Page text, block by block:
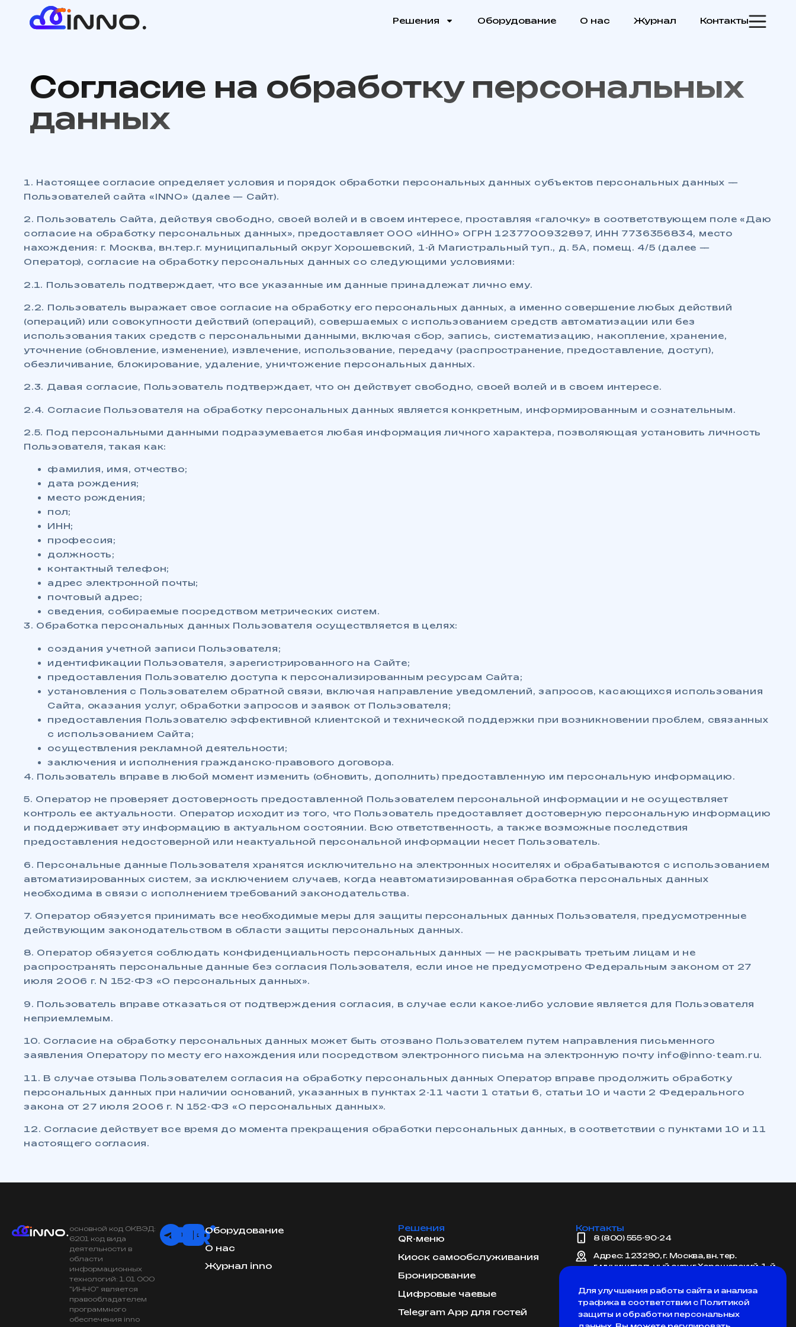
Для улучшения работы сайта и анализа
трафика в соответствии с Политикой
защиты и обработки персональных
Решения Оборудование О нас Журнал Контакты
Согласие на обработку персональных
данных
1. Настоящее согласие определяет условия и порядок обработки персональных данных субъектов персональных данных —
Пользователей сайта «INNO» (далее — Сайт).
2. Пользователь Сайта, действуя свободно, своей волей и в своем интересе, проставляя «галочку» в соответствующем поле «Даю
согласие на обработку персональных данных», предоставляет ООО «ИННО» ОГРН 1237700932897, ИНН 7736356834, место
нахождения: г. Москва, вн.тер.г. муниципальный округ Хорошевский, 1-й Магистральный туп., д. 5А, помещ. 4/5 (далее —
Оператор), согласие на обработку персональных данных со следующими условиями:
2.1. Пользователь подтверждает, что все указанные им данные принадлежат лично ему.
2.2. Пользователь выражает свое согласие на обработку его персональных данных, а именно совершение любых действий
(операций) или совокупности действий (операций), совершаемых с использованием средств автоматизации или без
использования таких средств с персональными данными, включая сбор, запись, систематизацию, накопление, хранение,
уточнение (обновление, изменение), извлечение, использование, передачу (распространение, предоставление, доступ),
обезличивание, блокирование, удаление, уничтожение персональных данных.
2.3. Давая согласие, Пользователь подтверждает, что он действует свободно, своей волей и в своем интересе.
2.4. Согласие Пользователя на обработку персональных данных является конкретным, информированным и сознательным.
2.5. Под персональными данными подразумевается любая информация личного характера, позволяющая установить личность
Пользователя, такая как:
фамилия, имя, отчество;
дата рождения;
место рождения;
пол;
ИНН;
профессия;
должность;
контактный телефон;
адрес электронной почты;
почтовый адрес;
сведения, собираемые посредством метрических систем.
3. Обработка персональных данных Пользователя осуществляется в целях:
создания учетной записи Пользователя;
идентификации Пользователя, зарегистрированного на Сайте;
предоставления Пользователю доступа к персонализированным ресурсам Сайта;
установления с Пользователем обратной связи, включая направление уведомлений, запросов, касающихся использования
Сайта, оказания услуг, обработки запросов и заявок от Пользователя;
предоставления Пользователю эффективной клиентской и технической поддержки при возникновении проблем, связанных
с использованием Сайта;
осуществления рекламной деятельности;
заключения и исполнения гражданско-правового договора.
4. Пользователь вправе в любой момент изменить (обновить, дополнить) предоставленную им персональную информацию.
5. Оператор не проверяет достоверность предоставленной Пользователем персональной информации и не осуществляет
контроль ее актуальности. Оператор исходит из того, что Пользователь предоставляет достоверную персональную информацию
и поддерживает эту информацию в актуальном состоянии. Всю ответственность, а также возможные последствия
предоставления недостоверной или неактуальной персональной информации несет Пользователь.
6. Персональные данные Пользователя хранятся исключительно на электронных носителях и обрабатываются с использованием
автоматизированных систем, за исключением случаев, когда неавтоматизированная обработка персональных данных
необходима в связи с исполнением требований законодательства.
7. Оператор обязуется принимать все необходимые меры для защиты персональных данных Пользователя, предусмотренные
действующим законодательством в области защиты персональных данных.
8. Оператор обязуется соблюдать конфиденциальность персональных данных — не раскрывать третьим лицам и не
распространять персональные данные без согласия Пользователя, если иное не предусмотрено Федеральным законом от 27
июля 2006 г. N 152-ФЗ «О персональных данных».
9. Пользователь вправе отказаться от подтверждения согласия, в случае если какое-либо условие является для Пользователя
неприемлемым.
10. Согласие на обработку персональных данных может быть отозвано Пользователем путем направления письменного
заявления Оператору по месту его нахождения или посредством электронного письма на электронную почту info@inno-team.ru.
11. В случае отзыва Пользователем согласия на обработку персональных данных Оператор вправе продолжить обработку
персональных данных при наличии оснований, указанных в пунктах 2-11 части 1 статьи 6, статьи 10 и части 2 Федерального
закона от 27 июля 2006 г. N 152-ФЗ «О персональных данных».
12. Согласие действует все время до момента прекращения обработки персональных данных, в соответствии с пунктами 10 и 11
настоящего согласия.
основной код ОКВЭД:
6201 код вида
деятельности в
области
информационных
технологий: 1.01 ООО
"ИННО" является
правообладателем
программного
обеспечения inno
Оборудование
О нас
Журнал inno
Решения
QR-меню
Киоск самообслуживания
Бронирование
Цифровые чаевые
Telegram App для гостей
Контакты
8 (800) 555-90-24
Адрес: 123290, г. Москва, вн. тер.
г. муниципальный округ Хорошевский, 1-й
График работы: 10:00-19:00 (UTC +3 МСК.)
info@inno-team.ru